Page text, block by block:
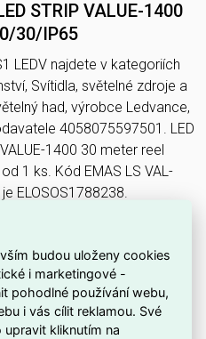
STRIP VALUE-1400
30/IP65
LEDV najdete v kategoriích
Svítidla, světelné zdroje a
had, výrobce Ledvance,
4058075597501. LED
1400 30 meter reel
1 ks. Kód EMAS LS VAL-
ELOSOS1788238.
budou uloženy cookies
i marketingové -
pohodlné používání webu,
i vás cílit reklamou. Své
upravit kliknutím na